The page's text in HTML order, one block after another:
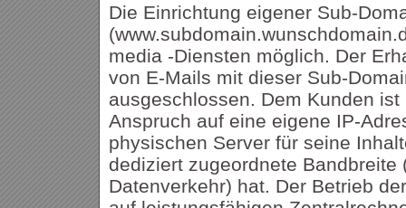
Die Einrichtung eigener Sub-
media -Diensten möglich. Der
von E-Mails mit dieser Sub-
ausgeschlossen. Dem Kunden
Anspruch auf eine eigene IP-
physischen Server für seine
dediziert zugeordnete Bandbreite
Datenverkehr) hat. Der Betrieb